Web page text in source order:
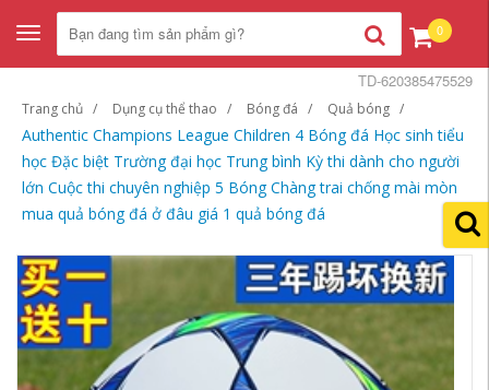
Toggle
navigation
0
Trang chủ Dụng cụ thể thao Bóng đá Quả bóng
Authentic Champions League Children 4 Bóng đá Học sinh tiểu
học Đặc biệt Trường đại học Trung bình Kỳ thi dành cho người
lớn Cuộc thi chuyên nghiệp 5 Bóng Chàng trai chống mài mòn
mua quả bóng đá ở đâu giá 1 quả bóng đá
TD-620385475529